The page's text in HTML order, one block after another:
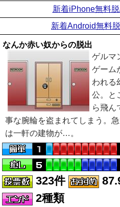
新着iPhone無料
新着Android無料
なんか赤い奴からの脱出
ゲルマ
ゲーム
われる
公。と
ら飛ん
事な腕輪を盗まれてしまう。
は一軒の建物が…。
323件
2種類